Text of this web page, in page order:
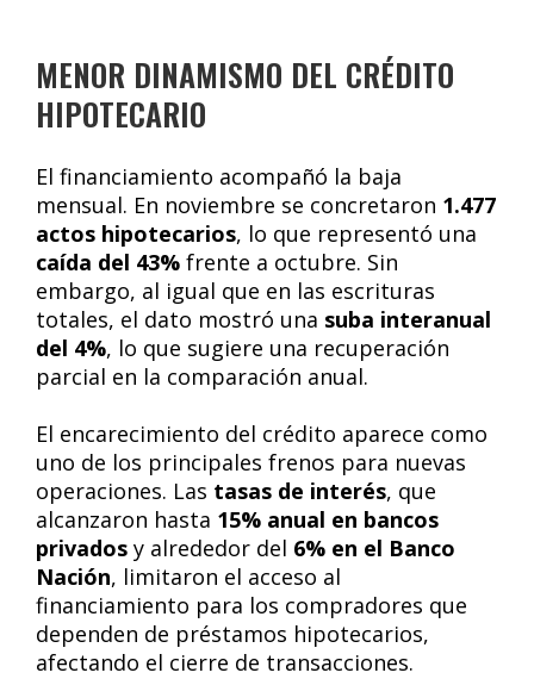
MENOR DINAMISMO DEL CRÉDITO
HIPOTECARIO
El financiamiento acompañó la baja
mensual. En noviembre se concretaron 1.477
actos hipotecarios, lo que representó una
caída del 43% frente a octubre. Sin
embargo, al igual que en las escrituras
totales, el dato mostró una suba interanual
del 4%, lo que sugiere una recuperación
parcial en la comparación anual.
El encarecimiento del crédito aparece como
uno de los principales frenos para nuevas
operaciones. Las tasas de interés, que
alcanzaron hasta 15% anual en bancos
privados y alrededor del 6% en el Banco
Nación, limitaron el acceso al
financiamiento para los compradores que
dependen de préstamos hipotecarios,
afectando el cierre de transacciones.